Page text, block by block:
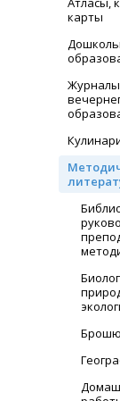
карты
Журналы